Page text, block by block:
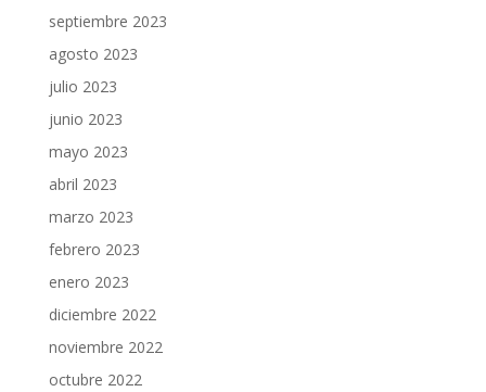
septiembre 2023
agosto 2023
julio 2023
junio 2023
mayo 2023
abril 2023
marzo 2023
febrero 2023
enero 2023
diciembre 2022
noviembre 2022
octubre 2022